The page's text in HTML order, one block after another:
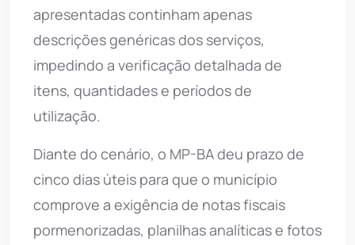
apresentadas continham apenas
descrições genéricas dos serviços,
impedindo a verificação detalhada de
itens, quantidades e períodos de
utilização.
Diante do cenário, o MP-BA deu prazo de
cinco dias úteis para que o município
comprove a exigência de notas fiscais
pormenorizadas, planilhas analíticas e fotos